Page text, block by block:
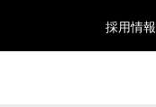
採用情報